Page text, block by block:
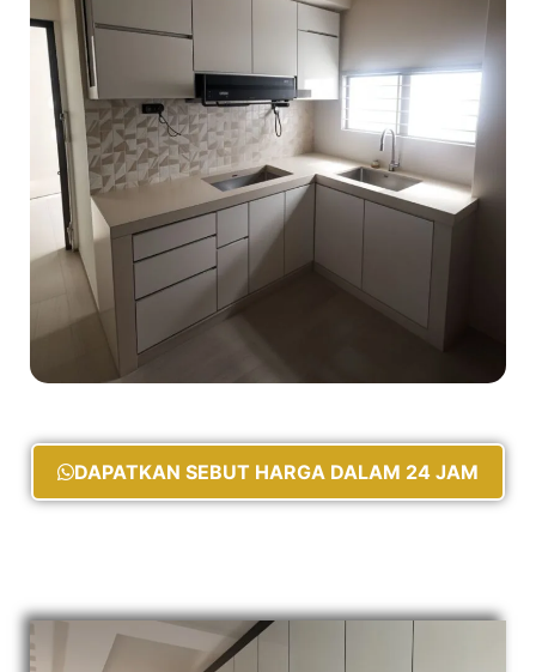
DAPATKAN SEBUT HARGA DALAM 24 JAM